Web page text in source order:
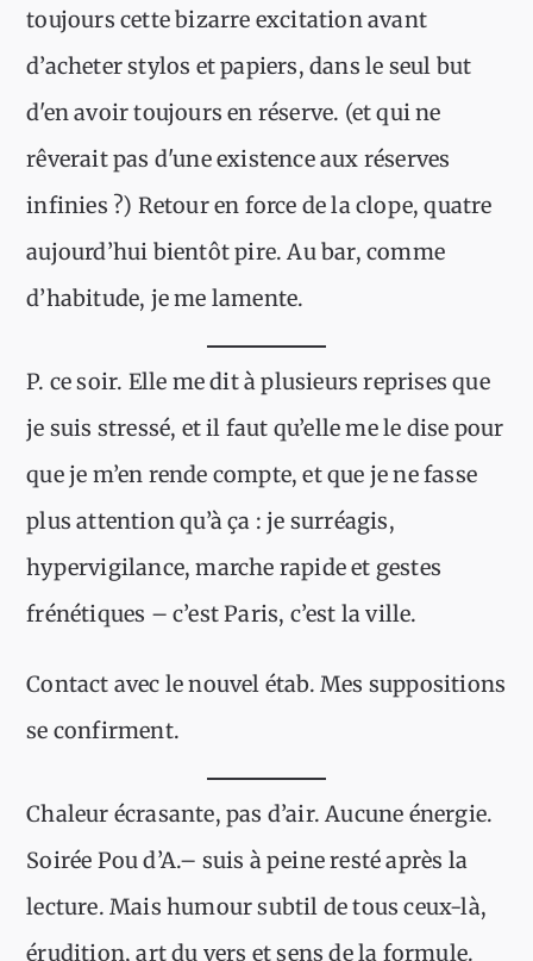
toujours cette bizarre excitation avant
d’acheter stylos et papiers, dans le seul but
d'en avoir toujours en réserve. (et qui ne
rêverait pas d'une existence aux réserves
infinies ?) Retour en force de la clope, quatre
aujourd’hui bientôt pire. Au bar, comme
d’habitude, je me lamente.
P. ce soir. Elle me dit à plusieurs reprises que
je suis stressé, et il faut qu’elle me le dise pour
que je m’en rende compte, et que je ne fasse
plus attention qu’à ça : je surréagis,
hypervigilance, marche rapide et gestes
frénétiques – c’est Paris, c’est la ville.
Contact avec le nouvel étab. Mes suppositions
se confirment.
Chaleur écrasante, pas d’air. Aucune énergie.
Soirée Pou d’A.– suis à peine resté après la
lecture. Mais humour subtil de tous ceux-là,
érudition, art du vers et sens de la formule.